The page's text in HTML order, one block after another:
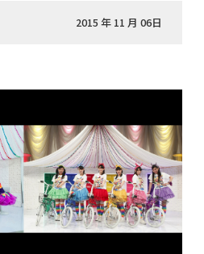
2015 年 11 月 06日